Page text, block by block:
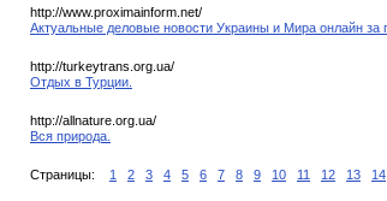
http://www.proximainform.net/
Актуальные деловые новости Украины и Мира онлайн за
http://turkeytrans.org.ua/
Отдых в Турции.
http://allnature.org.ua/
Вся природа.
Страницы: 1 2 3 4 5 6 7 8 9 10 11 12 13 14